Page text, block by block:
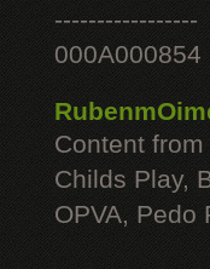
-----------------
000A000854
Content
Childs Play,
OPVA, Pedo